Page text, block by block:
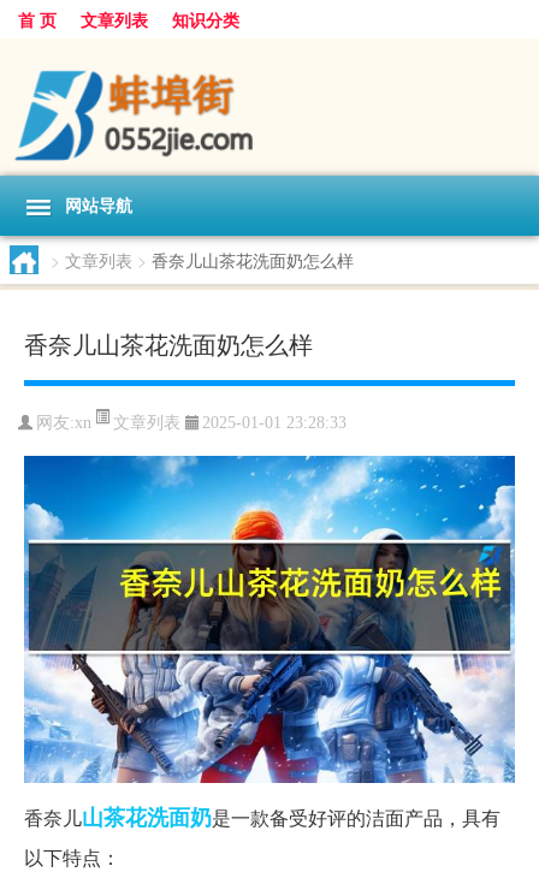
首 页 文章列表 知识分类
网站导航
> 文章列表 > 香奈儿山茶花洗面奶怎么样
香奈儿山茶花洗面奶怎么样
网友:xn 文章列表 2025-01-01 23:28:33
香奈儿山茶花洗面奶是一款备受好评的洁面产品，具有
以下特点：